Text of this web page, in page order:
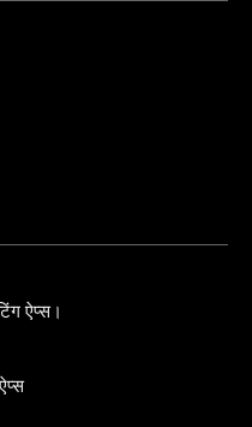
ऐप्स।